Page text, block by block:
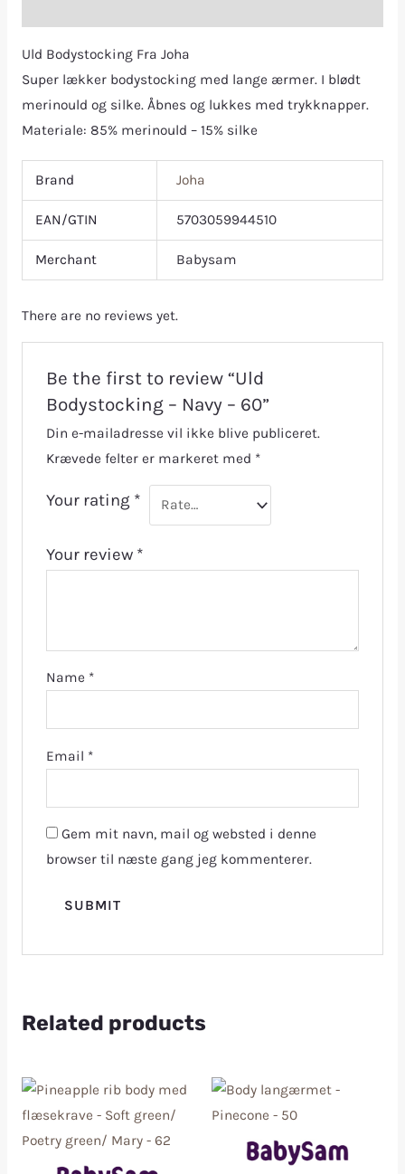
Uld Bodystocking Fra Joha
Super lækker bodystocking med lange ærmer. I blødt
merinould og silke. Åbnes og lukkes med trykknapper.
Materiale: 85% merinould – 15% silke
Brand Joha
EAN/GTIN 5703059944510
Merchant Babysam
There are no reviews yet.
Be the first to review “Uld
Bodystocking – Navy – 60”
Din e-mailadresse vil ikke blive publiceret.
Krævede felter er markeret med *
Your rating *
Your review *
Name *
Email *
Gem mit navn, mail og websted i denne
browser til næste gang jeg kommenterer.
Related products